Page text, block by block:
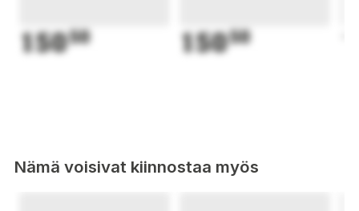
15050 15050
Nämä voisivat kiinnostaa myös